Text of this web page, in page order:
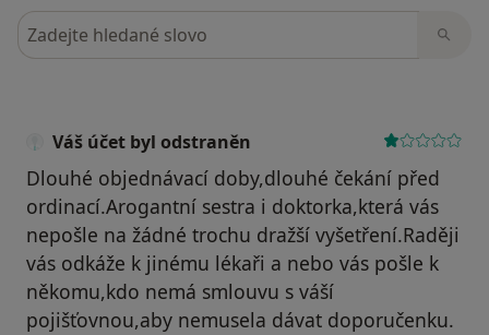
Hledejte v názorech
Váš účet byl odstraněn
Dlouhé objednávací doby,dlouhé čekání před
ordinací.Arogantní sestra i doktorka,která vás
nepošle na žádné trochu dražší vyšetření.Raději
vás odkáže k jinému lékaři a nebo vás pošle k
někomu,kdo nemá smlouvu s váší
pojišťovnou,aby nemusela dávat doporučenku.